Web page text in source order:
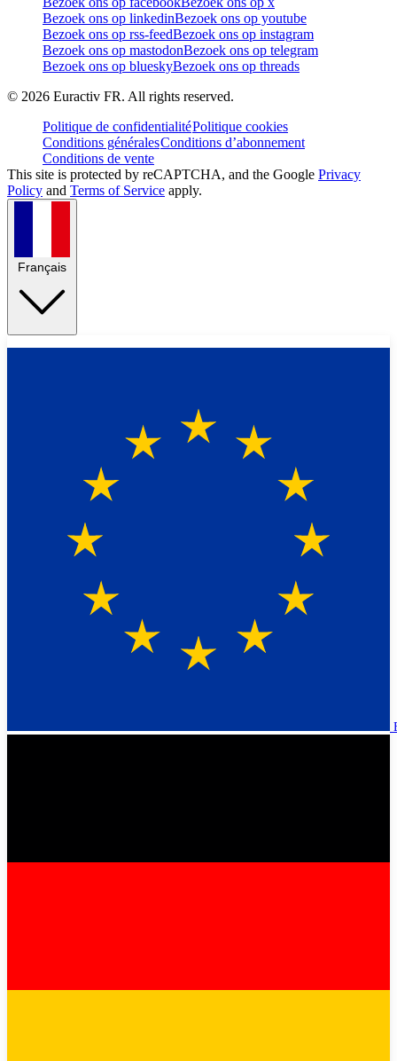
Bezoek ons op linkedinBezoek ons op youtube
Bezoek ons op rss-feedBezoek ons op instagram
Bezoek ons op mastodonBezoek ons op telegram
Bezoek ons op blueskyBezoek ons op threads
© 2026 Euractiv FR. All rights reserved.
Politique de confidentialitéPolitique cookies
Conditions généralesConditions d’abonnement
Conditions de vente
This site is protected by reCAPTCHA, and the Google Privacy
Policy and Terms of Service apply.
Français